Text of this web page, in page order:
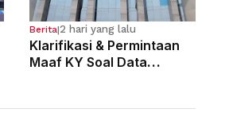
Berita|2 hari yang lalu
Klarifikasi & Permintaan
Maaf KY Soal Data